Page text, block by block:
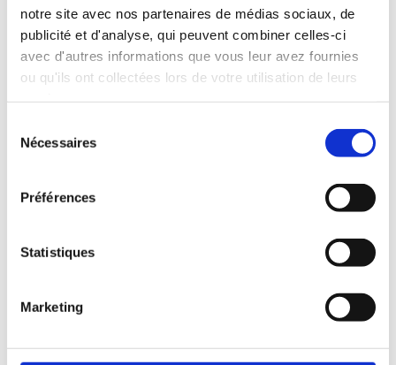
notre site avec nos partenaires de médias sociaux, de
publicité et d'analyse, qui peuvent combiner celles-ci
avec d'autres informations que vous leur avez fournies
ou qu'ils ont collectées lors de votre utilisation de leurs
Nécessaires
Préférences
Statistiques
Marketing